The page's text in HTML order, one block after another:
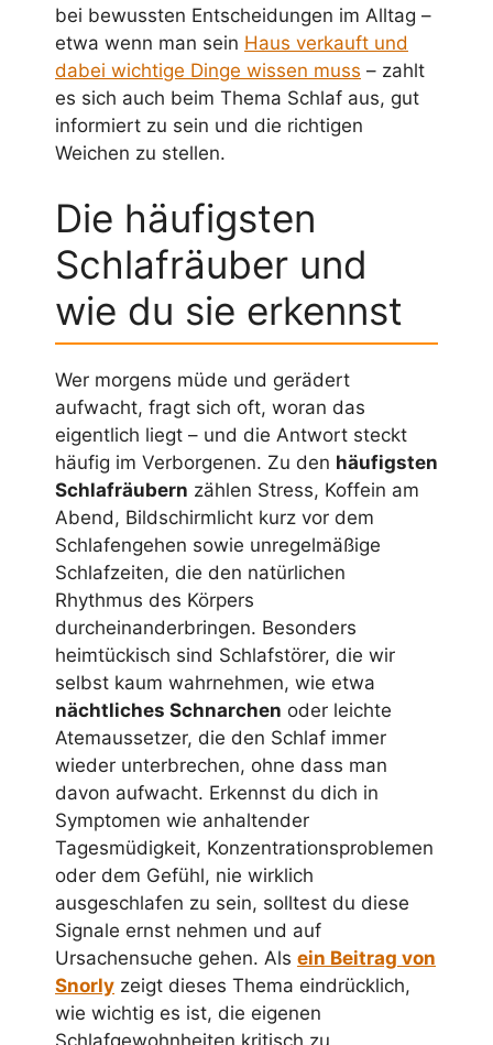
bei bewussten Entscheidungen im Alltag –
etwa wenn man sein Haus verkauft und
dabei wichtige Dinge wissen muss – zahlt
es sich auch beim Thema Schlaf aus, gut
informiert zu sein und die richtigen
Weichen zu stellen.
Die häufigsten
Schlafräuber und
wie du sie erkennst
Wer morgens müde und gerädert
aufwacht, fragt sich oft, woran das
eigentlich liegt – und die Antwort steckt
häufig im Verborgenen. Zu den häufigsten
Schlafräubern zählen Stress, Koffein am
Abend, Bildschirmlicht kurz vor dem
Schlafengehen sowie unregelmäßige
Schlafzeiten, die den natürlichen
Rhythmus des Körpers
durcheinanderbringen. Besonders
heimtückisch sind Schlafstörer, die wir
selbst kaum wahrnehmen, wie etwa
nächtliches Schnarchen oder leichte
Atemaussetzer, die den Schlaf immer
wieder unterbrechen, ohne dass man
davon aufwacht. Erkennst du dich in
Symptomen wie anhaltender
Tagesmüdigkeit, Konzentrationsproblemen
oder dem Gefühl, nie wirklich
ausgeschlafen zu sein, solltest du diese
Signale ernst nehmen und auf
Ursachensuche gehen. Als ein Beitrag von
Snorly zeigt dieses Thema eindrücklich,
wie wichtig es ist, die eigenen